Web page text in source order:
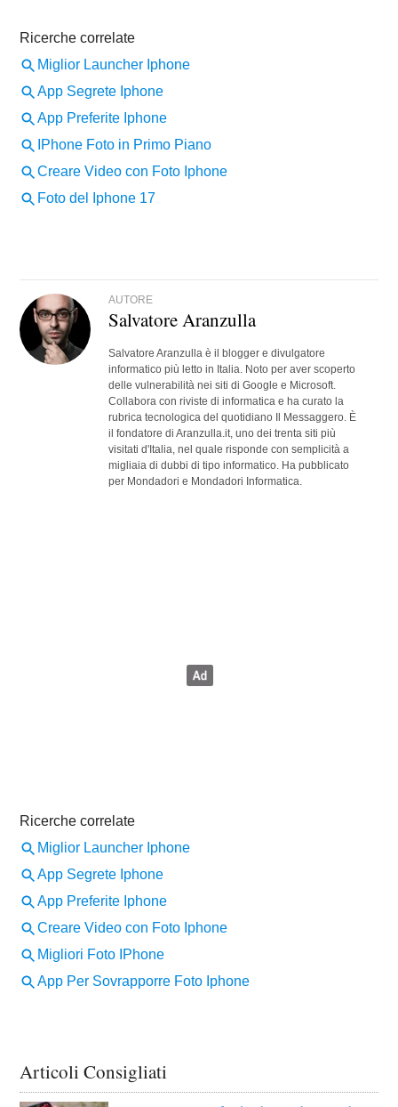
AUTORE
Salvatore Aranzulla
Salvatore Aranzulla è il blogger e divulgatore
informatico più letto in Italia. Noto per aver scoperto
delle vulnerabilità nei siti di Google e Microsoft.
Collabora con riviste di informatica e ha curato la
rubrica tecnologica del quotidiano Il Messaggero. È
il fondatore di Aranzulla.it, uno dei trenta siti più
visitati d'Italia, nel quale risponde con semplicità a
migliaia di dubbi di tipo informatico. Ha pubblicato
per Mondadori e Mondadori Informatica.
Articoli Consigliati